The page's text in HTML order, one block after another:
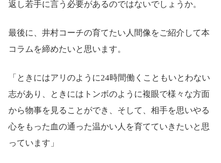
返し若手に言う必要があるのではないでしょうか。
最後に、井村コーチの育てたい人間像をご紹介して本
コラムを締めたいと思います。
「ときにはアリのように24時間働くこともいとわない
志があり、ときにはトンボのように複眼で様々な方面
から物事を見ることができ、そして、相手を思いやる
心をもった血の通った温かい人を育てていきたいと思
っています」